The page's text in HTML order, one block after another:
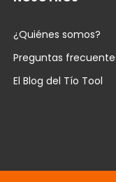
¿Quiénes somos?
Preguntas
El Blog del Tío Tool